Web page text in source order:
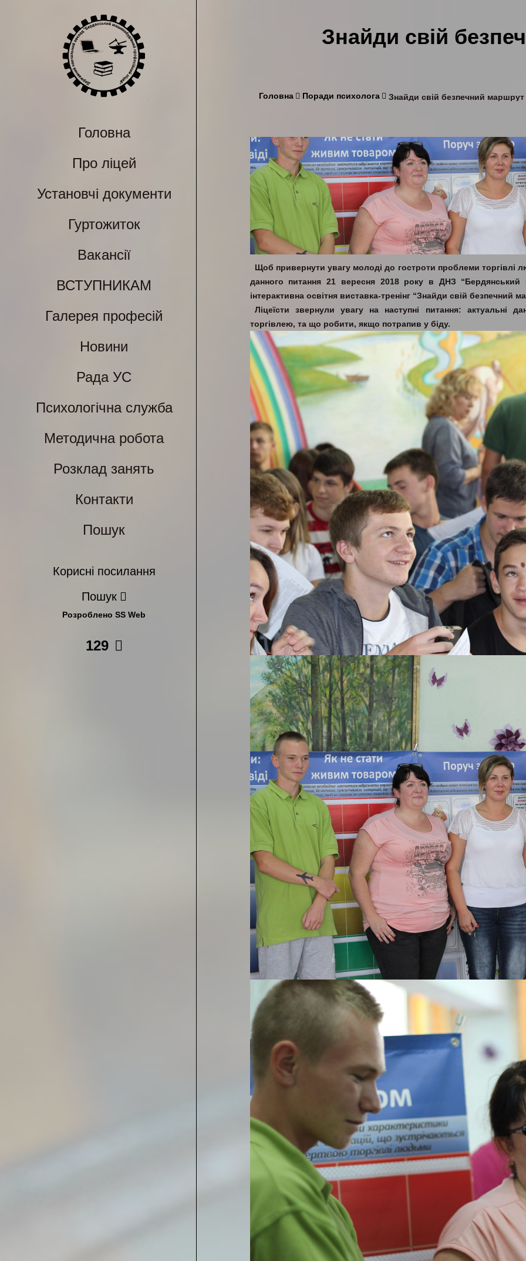
Головна
Про ліцей
Установчі документи
Гуртожиток
Вакансії
ВСТУПНИКАМ
Галерея професій
Новини
Рада УС
Психологічна служба
Методична робота
Розклад занять
Контакти
Пошук
Корисні посилання
Пошук
Розроблено SS Web
129
Знайди свій
Головна Поради психолога Знайди свій безпечний маршрут
Щоб привернути увагу молоді до гостроти проблеми торгівлі
данного питання 21 вересня 2018 року в ДНЗ “Бердянський
інтерактивна освітня виставка-тренінг “Знайди свій безпечний
Ліцеїсти звернули увагу на наступні питання: актуальні
торгівлею, та що робити, якщо потрапив у біду.